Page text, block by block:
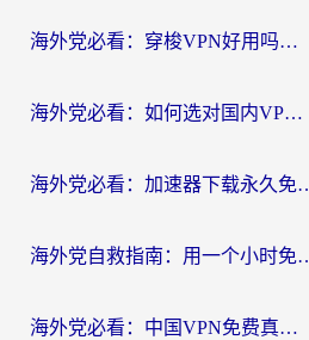
海外党必看：穿梭VPN好用吗？和云帆VPN对比哪个回国效果更好？附真实测评+避坑指南
海外党必看：如何选对国内VPN，实现无缝访问国内资源？
海外党必看：加速器下载永久免费版真的
海外党自救指南：用一个小时免费加
海外党必看：中国VPN免费真的靠谱吗？手把手教你选对回国加速器